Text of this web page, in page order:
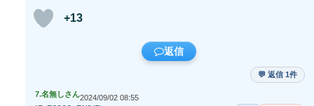
+13
返信
💬 返信 1件
7.名無しさん2024/09/02 08:55